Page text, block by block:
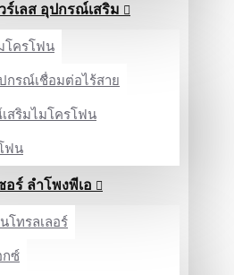
ร์เลส อุปกรณ์เสริม
โครโฟน
กรณ์เชื่อมต่อไร้สาย
สริมไมโครโฟน
ฟน
อร์ ลำโพงพีเอ
โทรลเลอร์
กซ์